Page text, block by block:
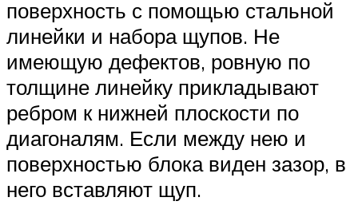
поверхность с помощью стальной
линейки и набора щупов. Не
имеющую дефектов, ровную по
толщине линейку прикладывают
ребром к нижней плоскости по
диагоналям. Если между нею и
поверхностью блока виден зазор, в
него вставляют щуп.